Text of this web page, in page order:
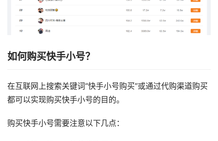
如何购买快手小号？
在互联网上搜索关键词“快手小号购买”或通过代购渠道购买
都可以实现购买快手小号的目的。
购买快手小号需要注意以下几点：